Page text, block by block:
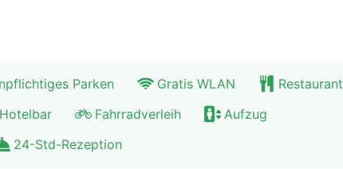
Parken Gratis WLAN
Restaurant
Hotelbar Fahrradverleih
Aufzug
24-Std-Rezeption